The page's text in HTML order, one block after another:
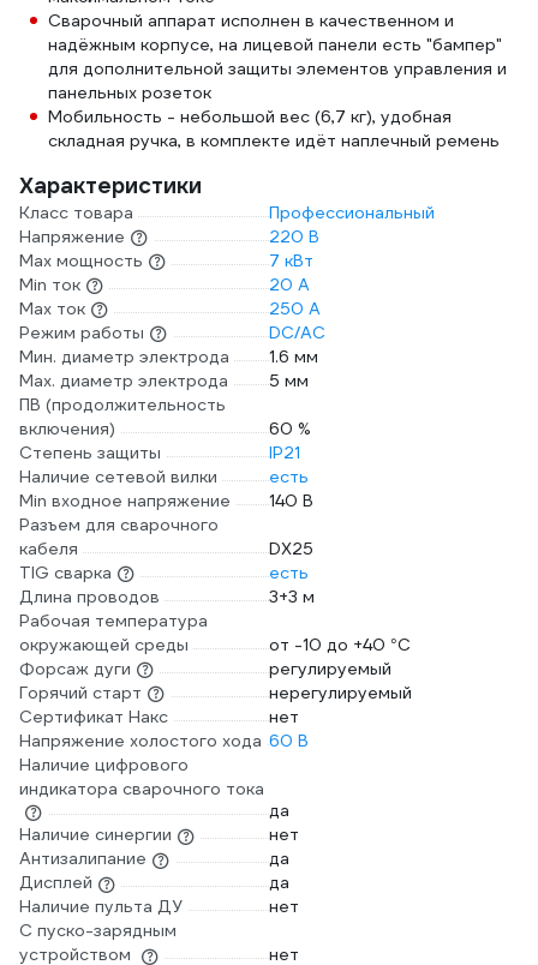
Сварочный аппарат исполнен в качественном и
надёжным корпусе, на лицевой панели есть "бампер"
для дополнительной защиты элементов управления и
панельных розеток
Мобильность - небольшой вес (6,7 кг), удобная
складная ручка, в комплекте идёт наплечный ремень
Характеристики
Класс товара
Профессиональный
Напряжение
220 В
Max мощность
7 кВт
Min ток
20 А
Max ток
250 А
Режим работы
DC/AC
Мин. диаметр электрода
1.6 мм
Мах. диаметр электрода
5 мм
ПВ (продолжительность
включения)
60 %
Степень защиты
IP21
Наличие сетевой вилки
есть
Min входное напряжение
140 В
Разъем для сварочного
кабеля
DX25
TIG сварка
есть
Длина проводов
3+3 м
Рабочая температура
окружающей среды
от -10 до +40 °С
Форсаж дуги
регулируемый
Горячий старт
нерегулируемый
Сертификат Накс
нет
Напряжение холостого хода 60 В
Наличие цифрового
индикатора сварочного тока
да
Наличие синергии
нет
Антизалипание
да
Дисплей
да
Наличие пульта ДУ
нет
С пуско-зарядным
устройством
нет